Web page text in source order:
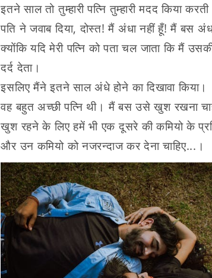
इतने साल तो तुम्हारी पत्नि तुम्हारी मदद किया
पति ने जवाब दिया, दोस्त! मैं अंधा नहीं हूँ! मैं बस
क्योंकि यदि मेरी पत्नि को पता चल जाता कि मैं
दर्द देता।
इसलिए मैंने इतने साल अंधे होने का दिखावा किया।
वह बहुत अच्छी पत्नि थी। मैं बस उसे खुश रखना
खुश रहने के लिए हमें भी एक दूसरे की कमियो के
और उन कमियो को नजरन्दाज कर देना चाहिए...।